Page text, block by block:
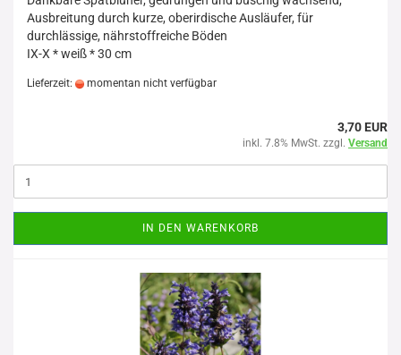
Ausbreitung durch kurze, oberirdische Ausläufer, für
durchlässige, nährstoffreiche Böden
IX-X * weiß * 30 cm
Lieferzeit: momentan nicht verfügbar
3,70 EUR
inkl. 7.8% MwSt. zzgl. Versand
IN DEN WARENKORB